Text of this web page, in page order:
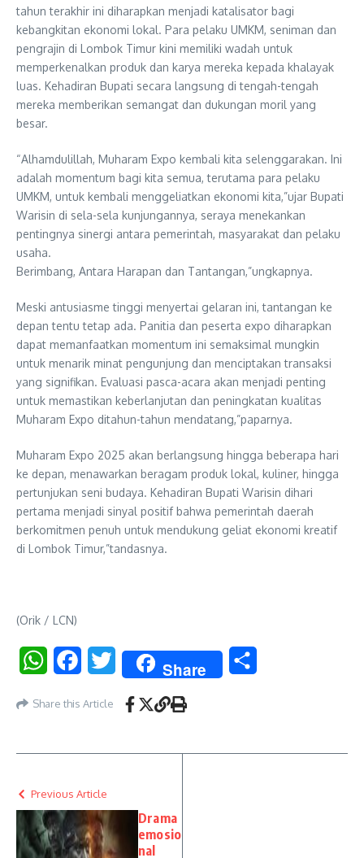
tahun terakhir ini diharapkan menjadi katalisator bagi
kebangkitan ekonomi lokal. Para pelaku UMKM, seniman dan
pengrajin di Lombok Timur kini memiliki wadah untuk
memperkenalkan produk dan karya mereka kepada khalayak
luas. Kehadiran Bupati secara langsung di tengah-tengah
mereka memberikan semangat dan dukungan moril yang
besar.
“Alhamdulillah, Muharam Expo kembali kita selenggarakan. Ini
adalah momentum bagi kita semua, terutama para pelaku
UMKM, untuk kembali menggeliatkan ekonomi kita,”ujar Bupati
Warisin di sela-sela kunjungannya, seraya menekankan
pentingnya sinergi antara pemerintah, masyarakat dan pelaku
usaha.
Berimbang, Antara Harapan dan Tantangan,”ungkapnya.
Meski antusiasme tinggi menyertai gelaran ini, tantangan ke
depan tentu tetap ada. Panitia dan peserta expo diharapkan
dapat memanfaatkan momentum ini semaksimal mungkin
untuk menarik minat pengunjung dan menciptakan transaksi
yang signifikan. Evaluasi pasca-acara akan menjadi penting
untuk memastikan keberlanjutan dan peningkatan kualitas
Muharam Expo ditahun-tahun mendatang,”paparnya.
Muharam Expo 2025 akan berlangsung hingga beberapa hari
ke depan, menawarkan beragam produk lokal, kuliner, hingga
pertunjukan seni budaya. Kehadiran Bupati Warisin dihari
pertama menjadi sinyal positif bahwa pemerintah daerah
berkomitmen penuh untuk mendukung geliat ekonomi kreatif
di Lombok Timur,”tandasnya.
(Orik / LCN)
WhatsAppFacebookTwitter Share
Share this Article
Previous Article
Drama
emosio
nal